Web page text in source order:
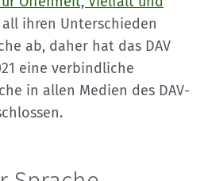
ihren Unterschieden
ab, daher hat das DAV
eine verbindliche
in allen Medien des DAV-